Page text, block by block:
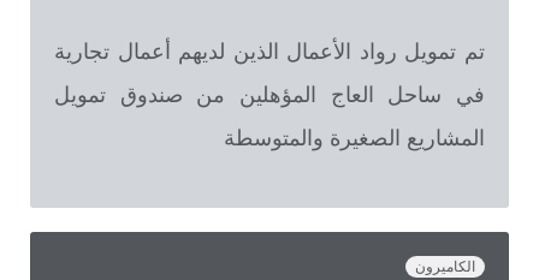
تم تمويل رواد الأعمال الذين لديهم أعمال تجارية
في ساحل العاج المؤهلين من صندوق تمويل
المشاريع الصغيرة والمتوسطة
الكاميرون